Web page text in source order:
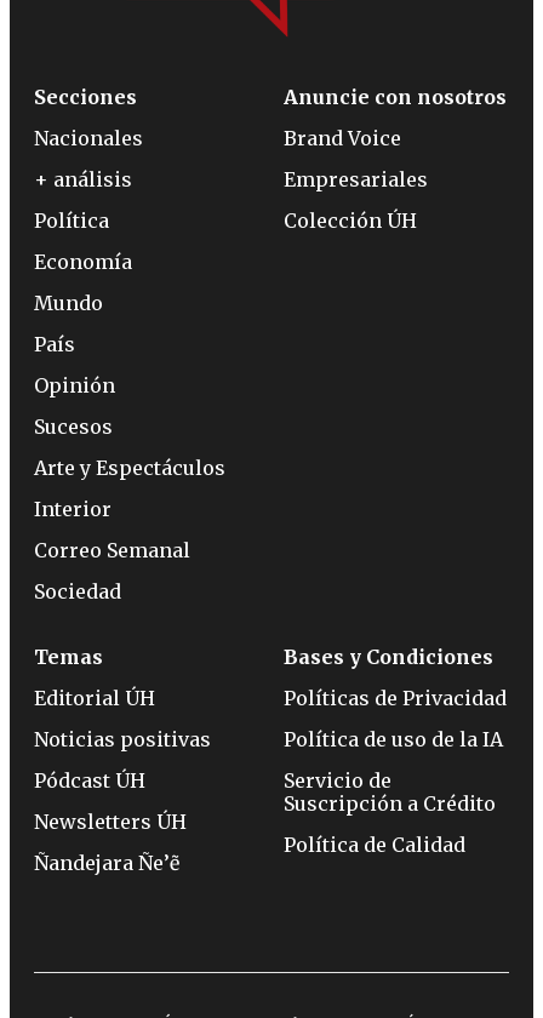
Secciones
Nacionales
+ análisis
Política
Economía
Mundo
País
Opinión
Sucesos
Arte y Espectáculos
Interior
Correo Semanal
Sociedad
Anuncie con nosotros
Brand Voice
Empresariales
Colección ÚH
Temas
Editorial ÚH
Noticias positivas
Pódcast ÚH
Newsletters ÚH
Ñandejara Ñe’ẽ
Bases y Condiciones
Políticas de Privacidad
Política de uso de la IA
Servicio de
Suscripción a Crédito
Política de Calidad